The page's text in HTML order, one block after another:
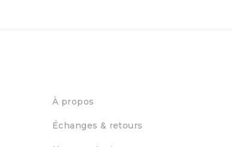
À propos
Échanges & retours